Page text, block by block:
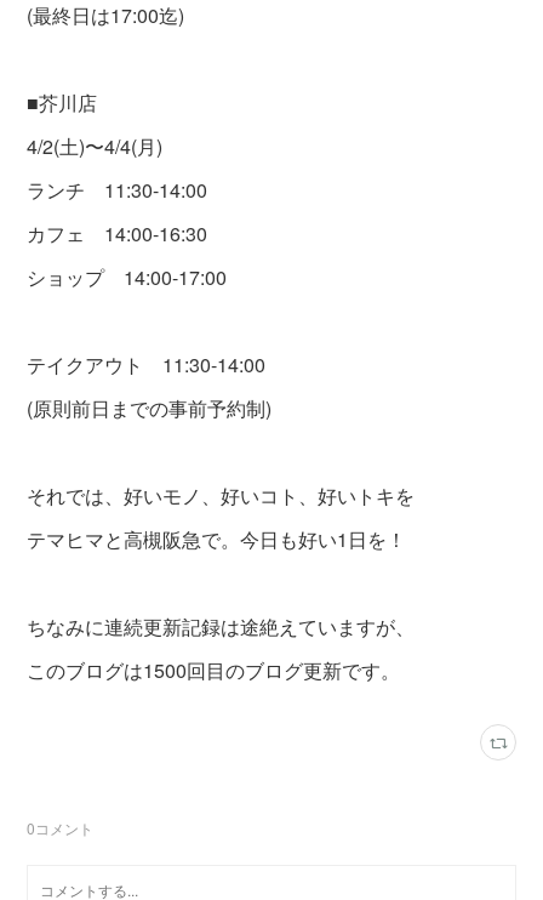
(最終日は17:00迄)
■芥川店
4/2(土)〜4/4(月)
ランチ 11:30-14:00
カフェ 14:00-16:30
ショップ 14:00-17:00
テイクアウト 11:30-14:00
(原則前日までの事前予約制)
それでは、好いモノ、好いコト、好いトキを
テマヒマと高槻阪急で。今日も好い1日を！
ちなみに連続更新記録は途絶えていますが、
このブログは1500回目のブログ更新です。
0コメント